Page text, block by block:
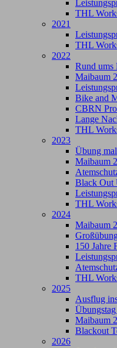
THL
2021
THL
2022
Rund ums
Maibaum
Bike and
CBRN
Lange
THL
2023
Übung
Maibaum
Black Out
THL
2024
Maibaum
150 Jahre
THL
2025
Ausflug
Maibaum
Blackout
2026